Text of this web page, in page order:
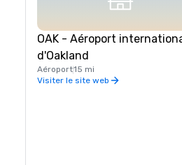
OAK - Aéroport
d'Oakland
Aéroport15 mi
Visiter le site web